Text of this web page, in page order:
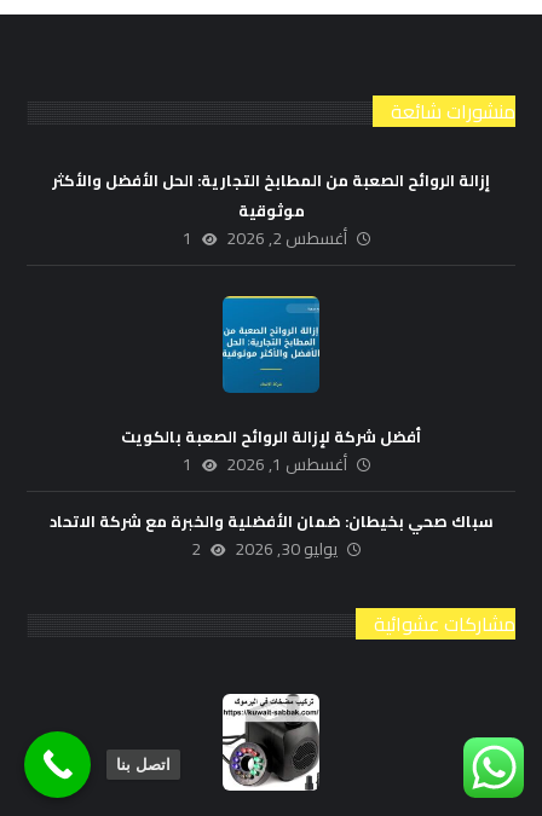
منشورات شائعة
إزالة الروائح الصعبة من المطابخ التجارية: الحل الأفضل والأكثر
موثوقية
أغسطس 2, 2026 1
أفضل شركة لإزالة الروائح الصعبة بالكويت
أغسطس 1, 2026 1
سباك صحي بخيطان: ضمان الأفضلية والخبرة مع شركة الاتحاد
يوليو 30, 2026 2
مشاركات عشوائية
اتصل بنا